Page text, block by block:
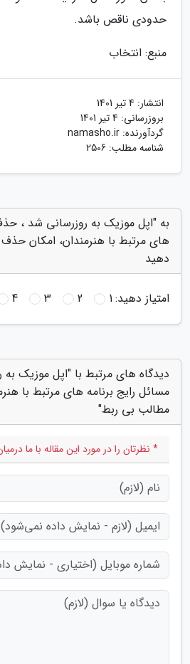
حدودی ناقص باشد.
منبع: انتخاب
انتشار: 4 تیر 1401
بروزرسانی: 4 تیر 1401
گردآورنده: namasho.ir
شناسه مطلب: 2506
به "اپل موزیک به روزرسانی شد ،
های مرتبط با هنرمندان، امکان
دهید
امتیاز دهید:1
2
3
4
دیدگاه های مرتبط با "اپل موزیک
مسائل رایج برنامه های مرتبط با
مطالب بی ربط"
* نظرتان را در مورد این مقاله با ما